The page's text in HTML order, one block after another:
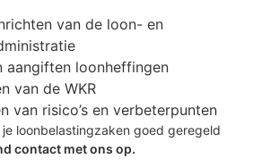
van de loon- en
aangiften loonheffingen
van de WKR
van risico’s en verbeterpunten
loonbelastingzaken goed geregeld
contact met ons op.